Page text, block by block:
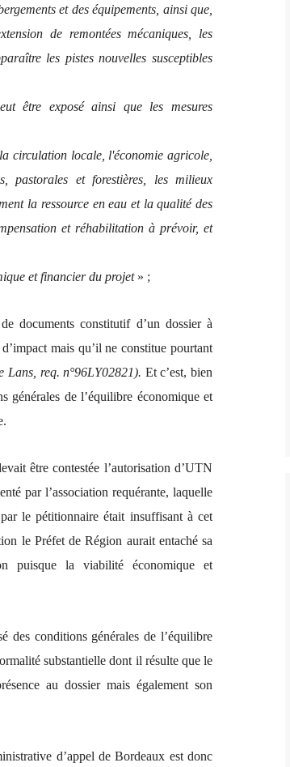
et des équipements, ainsi que,
de remontées mécaniques, les
les pistes nouvelles susceptibles
être exposé ainsi que les mesures
circulation locale, l'économie agricole,
pastorales et forestières, les milieux
la ressource en eau et la qualité des
et réhabilitation à prévoir, et
et financier du projet» ;
documents constitutif d’un dossier à
mais qu’il ne constitue pourtant
req. n°96LY02821). Et c’est, bien
générales de l’équilibre économique et
être contestée l’autorisation d’UTN
par l’association requérante, laquelle
le pétitionnaire était insuffisant à cet
le Préfet de Région aurait entaché sa
puisque la viabilité économique et
des conditions générales de l’équilibre
substantielle dont il résulte que le
au dossier mais également son
d’appel de Bordeaux est donc